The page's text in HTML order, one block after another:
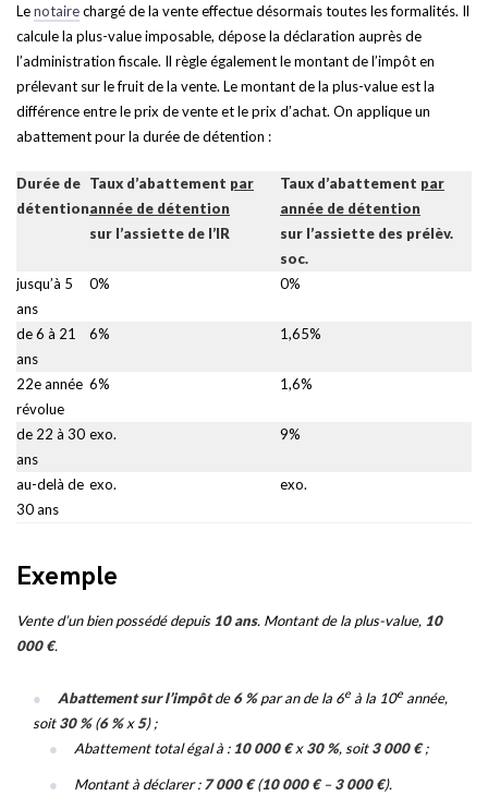
Lenotairechargé de la vente effectue désormais toutes les formalités. Il
calcule la plus-value imposable, dépose la déclaration auprès de
l’administration fiscale. Il règle également le montant de l’impôt en
prélevant sur le fruit de la vente. Le montant de la plus-value est la
différence entre le prix de vente et le prix d’achat. On applique un
abattement pour la durée de détention :
Durée de
détention
Taux d’abattement par
année de détention
sur l’assiette de l’IR
Taux d’abattement par
année de détention
sur l’assiette des prélèv.
soc.
jusqu’à 5
ans
0% 0%
de 6 à 21
ans
6% 1,65%
22e année
révolue
6% 1,6%
de 22 à 30
ans
exo. 9%
au-delà de
30 ans
exo. exo.
Exemple
Vente d’un bien possédé depuis 10 ans. Montant de la plus-value, 10
000 €.
Abattement sur l’impôtde6 %par an de la 6e à la 10e année,
soit30 %(6 %x5) ;
Abattement total égal à : 10 000 €x30 %, soit3 000 €;
Montant à déclarer : 7 000 €(10 000 €– 3 000 €).